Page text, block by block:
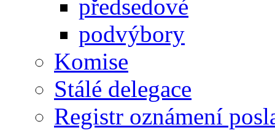
předsedové
podvýbory
Komise
Stálé delegace
Registr oznámení